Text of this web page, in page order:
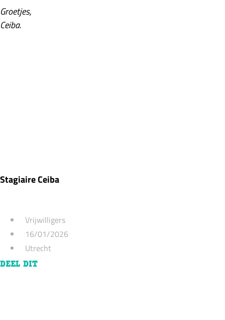
Groetjes,
Ceiba.
Stagiaire Ceiba
Vrijwilligers
16/01/2026
Utrecht
DEEL DIT